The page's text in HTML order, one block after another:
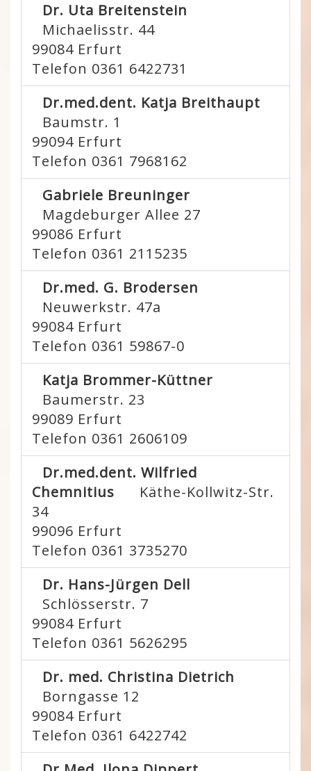
Dr. Uta Breitenstein
Michaelisstr. 44
99084 Erfurt
Telefon 0361 6422731
Dr.med.dent. Katja Breithaupt
Baumstr. 1
99094 Erfurt
Telefon 0361 7968162
Gabriele Breuninger
Magdeburger Allee 27
99086 Erfurt
Telefon 0361 2115235
Dr.med. G. Brodersen
Neuwerkstr. 47a
99084 Erfurt
Telefon 0361 59867-0
Katja Brommer-Küttner
Baumerstr. 23
99089 Erfurt
Telefon 0361 2606109
Dr.med.dent. Wilfried
Chemnitius
Käthe-Kollwitz-Str.
34
99096 Erfurt
Telefon 0361 3735270
Dr. Hans-Jürgen Dell
Schlösserstr. 7
99084 Erfurt
Telefon 0361 5626295
Dr. med. Christina Dietrich
Borngasse 12
99084 Erfurt
Telefon 0361 6422742